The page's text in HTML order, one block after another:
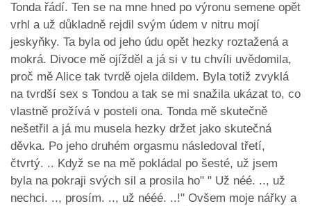
Tonda řádí. Ten se na mne hned po výronu semene opět
vrhl a už důkladně rejdil svým údem v nitru mojí
jeskyňky. Ta byla od jeho údu opět hezky roztažená a
mokrá. Divoce mě ojížděl a já si v tu chvíli uvědomila,
proč mě Alice tak tvrdě ojela dildem. Byla totiž zvyklá
na tvrdší sex s Tondou a tak se mi snažila ukázat to, co
vlastně prožívá v posteli ona. Tonda mě skutečně
nešetřil a já mu musela hezky držet jako skutečná
děvka. Po jeho druhém orgasmu následoval třetí,
čtvrtý. .. Když se na mě pokládal po šesté, už jsem
byla na pokraji svých sil a prosila ho" " Už néé. .., už
nechci. .., prosím. .., už nééé. ..!" Ovšem moje nářky a